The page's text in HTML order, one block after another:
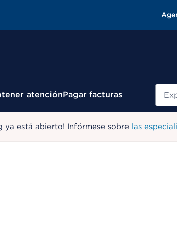
atenciónPagar facturas
ya está abierto! Infórmese sobre las